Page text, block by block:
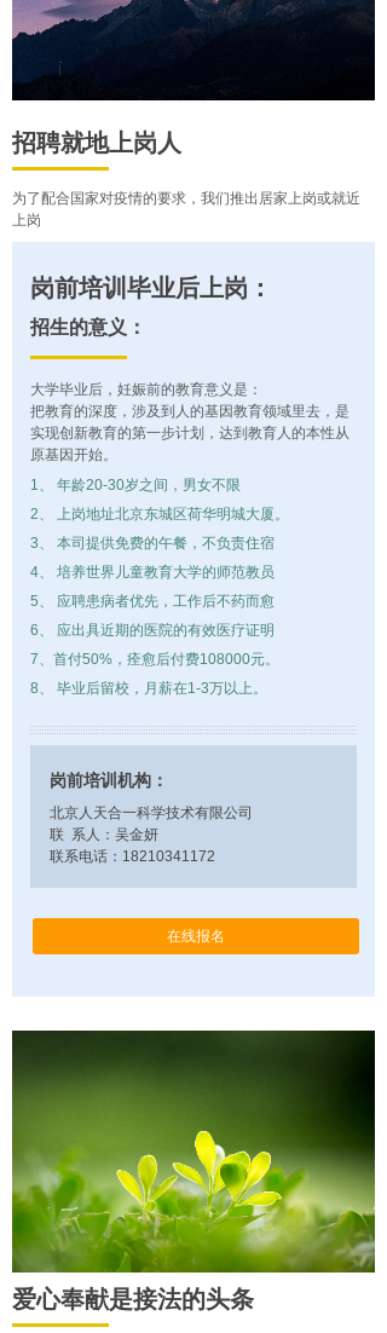
招聘就地上岗人
为了配合国家对疫情的要求，我们推出居家上岗或就近
上岗
岗前培训毕业后上岗：
在线报名
招生的意义：
大学毕业后，妊娠前的教育意义是：
把教育的深度，涉及到人的基因教育领域里去，是
实现创新教育的第一步计划，达到教育人的本性从
原基因开始。
1、 年龄20-30岁之间，男女不限
2、 上岗地址北京东城区荷华明城大厦。
3、 本司提供免费的午餐，不负责住宿
4、 培养世界儿童教育大学的师范教员
5、 应聘患病者优先，工作后不药而愈
6、 应出具近期的医院的有效医疗证明
7、首付50%，痊愈后付费108000元。
8、 毕业后留校，月薪在1-3万以上。
岗前培训机构：
北京人天合一科学技术有限公司
联 系人：吴金妍
联系电话：18210341172
爱心奉献是接法的头条